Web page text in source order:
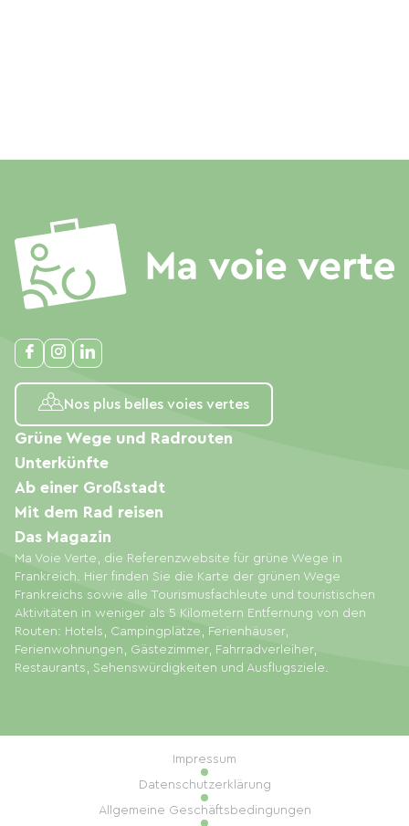
Nos plus belles voies vertes
Ma Voie Verte, die Referenzwebsite für grüne Wege in
Frankreich. Hier finden Sie die Karte der grünen Wege
Frankreichs sowie alle Tourismusfachleute und touristischen
Aktivitäten in weniger als 5 Kilometern Entfernung von den
Routen: Hotels, Campingplätze, Ferienhäuser,
Ferienwohnungen, Gästezimmer, Fahrradverleiher,
Restaurants, Sehenswürdigkeiten und Ausflugsziele.
Grüne Wege und Radrouten
Unterkünfte
Ab einer Großstadt
Mit dem Rad reisen
Das Magazin
Impressum
Datenschutzerklärung
Allgemeine Geschäftsbedingungen